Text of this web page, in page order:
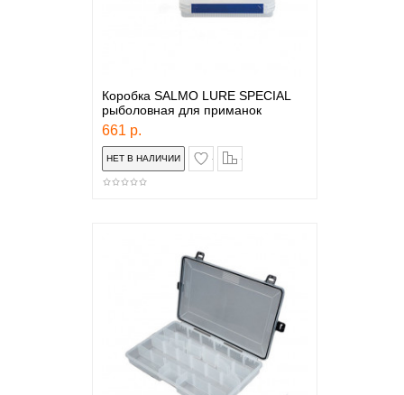
Коробка SALMO LURE SPECIAL
рыболовная для приманок
661 р.
в закладки